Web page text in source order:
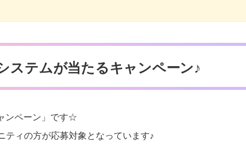
ステムが当たるキャンペーン♪
ンペーン」です☆
ティの方が応募対象となっています♪